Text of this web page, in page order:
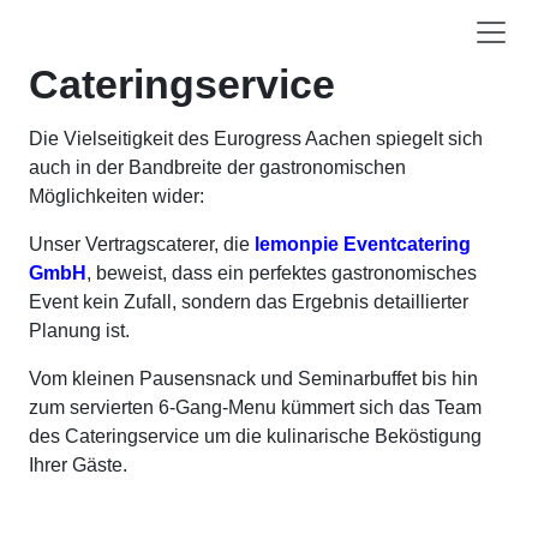
Cateringservice
Die Vielseitigkeit des Eurogress Aachen spiegelt sich
auch in der Bandbreite der gastronomischen
Möglichkeiten wider:
Unser Vertragscaterer, die lemonpie Eventcatering
GmbH , beweist, dass ein perfektes gastronomisches
Event kein Zufall, sondern das Ergebnis detaillierter
Planung ist.
Vom kleinen Pausensnack und Seminarbuffet bis hin
zum servierten 6-Gang-Menu kümmert sich das Team
des Cateringservice um die kulinarische Beköstigung
Ihrer Gäste.